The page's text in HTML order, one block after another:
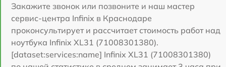
Закажите звонок или позвоните и наш мастер
сервис-центра Infinix в Краснодаре
проконсультирует и рассчитает стоимость работ над
ноутбука Infinix XL31 (71008301380).
[dataset:services:name] Infinix XL31 (71008301380)